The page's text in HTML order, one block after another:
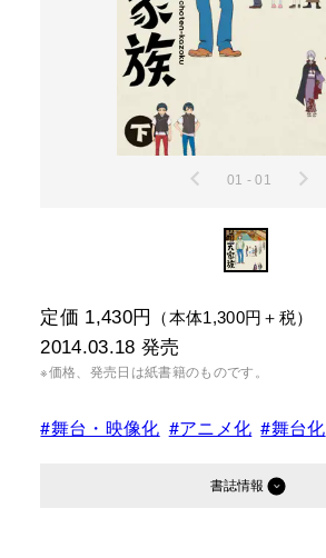
01 - 01
定価 1,430円 （本体1,300円＋税）
2014.03.18 発売
※価格、発売日は紙書籍のものです。
#舞台・映像化 #アニメ化 #舞台化
書誌情報